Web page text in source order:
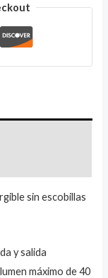
sin escobillas
y salida
máximo de 40